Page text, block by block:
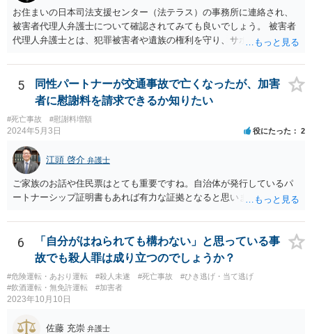
れています。 この判断にあたっては、「道路の体裁の有無」、「客
観性・継続性・反復性の有無」、「公開性の有無」及び「道路性の有
無」を検討するのが一般的です（道路交通執務研究会編著『執務資料
道路交通法解説（１８訂版）』（東京法令出版、２０２０年１１月）
７頁）。つまり、総合判断が必要になります。
お住まいの日本司法支援センター（法テラス）の事務所に連絡され、
被害者代理人弁護士について確認されてみても良いでしょう。 被害者
代理人弁護士とは、犯罪被害者や遺族の権利を守り、サポートする専
との示談交渉、刑事裁判への参加（被害者参加制度）、損害賠償請求
などを代理で行い、被害者や遺族の心理的負担を軽減する役割を担い
ます。 なお、都道府県によっては弁護士会事務局を通して、弁護士会
の被害者支援委員会が窓口となることもあります。 ご依頼の弁護士さ
んと相談された上で、ご参考ください。
5
同性パートナーが交通事故で亡くなったが、加害
者に慰謝料を請求できるか知りたい
#死亡事故 #慰謝料増額
2024年5月3日 役にたった 2
江頭 啓介 弁護士
ご家族のお話や住民票はとても重要ですね。自治体が発行しているパ
ートナーシップ証明書もあれば有力な証拠となると思います。
6
「自分がはねられても構わない」と思っている事
故でも殺人罪は成り立つのでしょうか？
#危険運転・あおり運転 #殺人未遂 #死亡事故
#ひき逃げ・当て逃げ
#飲酒運転・無免許運転
#加害者
2023年10月10日
佐藤 充崇 弁護士